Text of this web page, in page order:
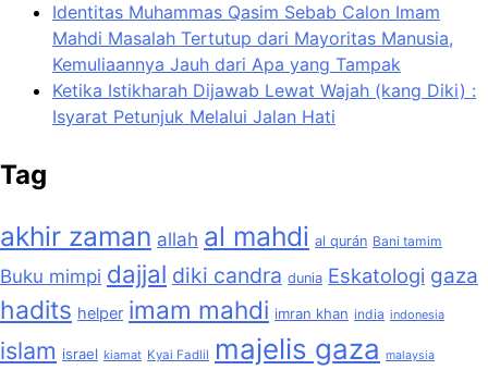
Identitas Muhammas Qasim Sebab Calon Imam
Mahdi Masalah Tertutup dari Mayoritas Manusia,
Kemuliaannya Jauh dari Apa yang Tampak
Ketika Istikharah Dijawab Lewat Wajah (kang Diki) :
Isyarat Petunjuk Melalui Jalan Hati
Tag
akhir zaman allah al mahdi al qurán Bani tamim
Buku mimpi dajjal diki candra dunia Eskatologi gaza
hadits helper imam mahdi imran khan india indonesia
islam israel kiamat Kyai Fadlil majelis gaza malaysia